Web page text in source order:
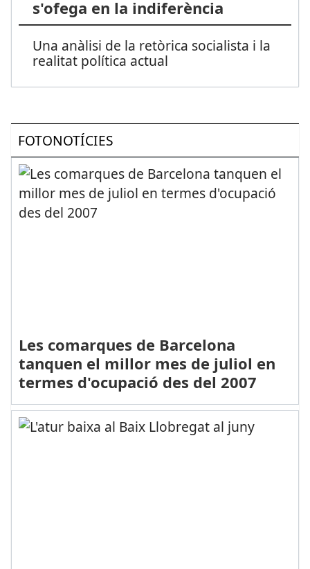
s'ofega en la indiferència
Una anàlisi de la retòrica socialista i la
realitat política actual
FOTONOTÍCIES
Les comarques de Barcelona
tanquen el millor mes de juliol en
termes d'ocupació des del 2007